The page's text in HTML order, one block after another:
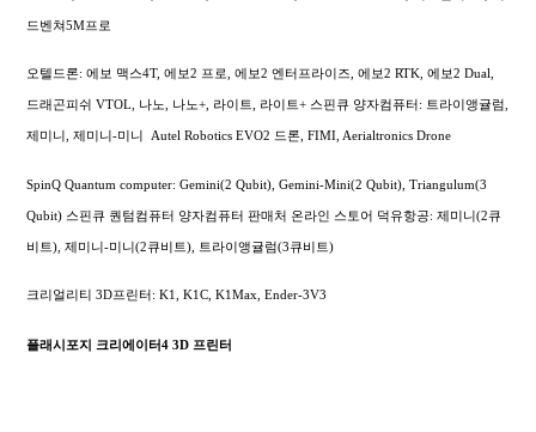
드벤쳐5M프로
오텔드론: 에보 맥스4T, 에보2 프로, 에보2 엔터프라이즈, 에보2 RTK, 에보2 Dual,
드래곤피쉬 VTOL, 나노, 나노+, 라이트, 라이트+ 스핀큐 양자컴퓨터: 트라이앵귤럼,
제미니, 제미니-미니 Autel Robotics EVO2 드론, FIMI, Aerialtronics Drone
SpinQ Quantum computer: Gemini(2 Qubit), Gemini-Mini(2 Qubit), Triangulum(3
Qubit) 스핀큐 퀀텀컴퓨터 양자컴퓨터 판매처 온라인 스토어 덕유항공: 제미니(2큐
비트), 제미니-미니(2큐비트), 트라이앵귤럼(3큐비트)
크리얼리티 3D프린터: K1, K1C, K1Max, Ender-3V3
플래시포지 크리에이터4 3D 프린터